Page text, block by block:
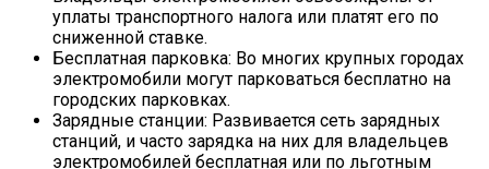
уплаты транспортного налога или платят его по
сниженной ставке.
Бесплатная парковка: Во многих крупных городах
электромобили могут парковаться бесплатно на
городских парковках.
Зарядные станции: Развивается сеть зарядных
станций, и часто зарядка на них для владельцев
электромобилей бесплатная или по льготным